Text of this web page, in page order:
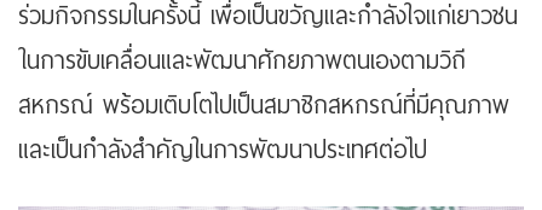
ร่วมกิจกรรมในครั้งนี้ เพื่อเป็นขวัญและกำลังใจแก่เยาวชน
ในการขับเคลื่อนและพัฒนาศักยภาพตนเองตามวิถี
สหกรณ์ พร้อมเติบโตไปเป็นสมาชิกสหกรณ์ที่มีคุณภาพ
และเป็นกำลังสำคัญในการพัฒนาประเทศต่อไป